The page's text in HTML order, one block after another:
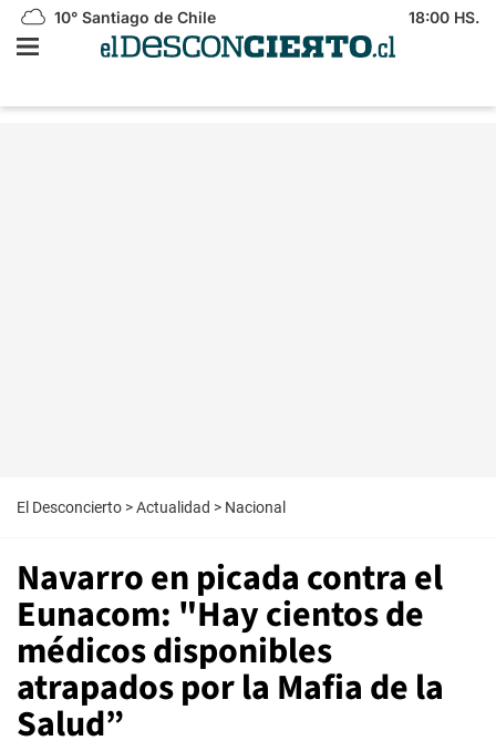
10° Santiago de Chile 18:00 HS.
El Desconcierto >Actualidad > Nacional
Navarro en picada contra el
Eunacom: "Hay cientos de
médicos disponibles
atrapados por la Mafia de la
Salud”